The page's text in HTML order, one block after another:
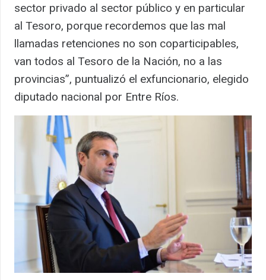
sector privado al sector público y en particular
al Tesoro, porque recordemos que las mal
llamadas retenciones no son coparticipables,
van todos al Tesoro de la Nación, no a las
provincias”, puntualizó el exfuncionario, elegido
diputado nacional por Entre Ríos.